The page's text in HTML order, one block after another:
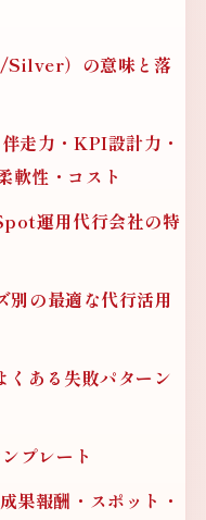
）の意味と落
走力・KPI設計力・
軟性・コスト
運用代行会社の特
の最適な代行活用
ある失敗パターン
プレート
果報酬・スポット・